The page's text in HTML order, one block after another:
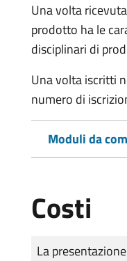
Una volta
prodotto ha le
disciplinari di
Una volta iscritti
numero di
Moduli da
Costi
Tipo di
Importo
La